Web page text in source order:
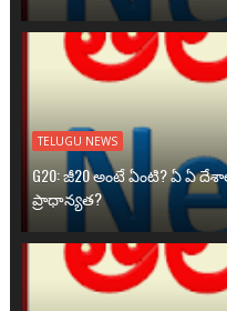
TELUGU NEWS
G20: జీ20 అంటే ఏంటి? ఏ ఏ
ప్రాధాన్యత?